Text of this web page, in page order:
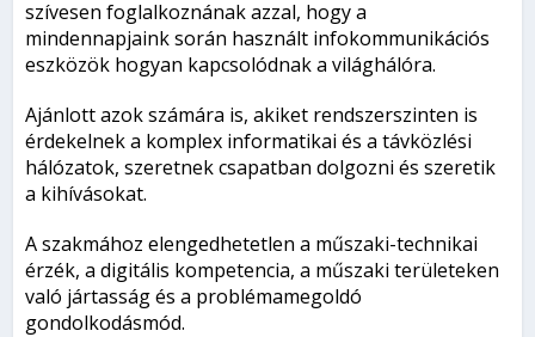
szívesen foglalkoznának azzal, hogy a
mindennapjaink során használt infokommunikációs
eszközök hogyan kapcsolódnak a világhálóra.
Ajánlott azok számára is, akiket rendszerszinten is
érdekelnek a komplex informatikai és a távközlési
hálózatok, szeretnek csapatban dolgozni és szeretik
a kihívásokat.
A szakmához elengedhetetlen a műszaki-technikai
érzék, a digitális kompetencia, a műszaki területeken
való jártasság és a problémamegoldó
gondolkodásmód.